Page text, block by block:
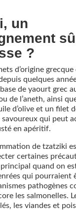
un
?
d’origine
quelques
de yaourt grec
de l’aneth, ainsi
d’olive et un filet
qui peut
en apéritif.
de tzatziki
certaines
quand on
qui pourraient
pathogènes
les salmonelles.
les viandes et